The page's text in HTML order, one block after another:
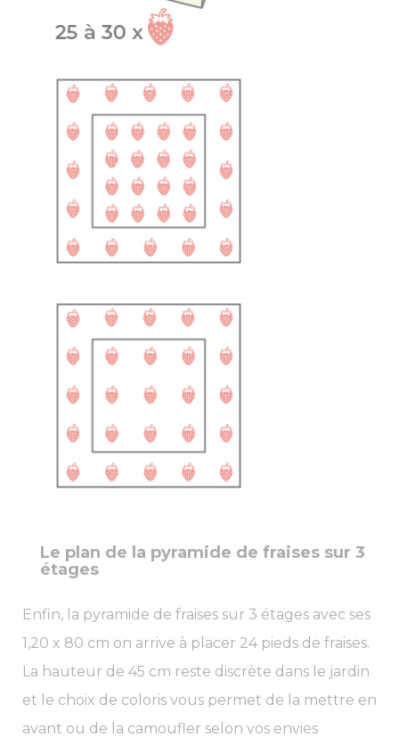
Le plan de la pyramide de fraises sur 3
étages
Enfin, la pyramide de fraises sur 3 étages avec ses
1,20 x 80 cm on arrive à placer 24 pieds de fraises.
La hauteur de 45 cm reste discrète dans le jardin
et le choix de coloris vous permet de la mettre en
avant ou de la camoufler selon vos envies